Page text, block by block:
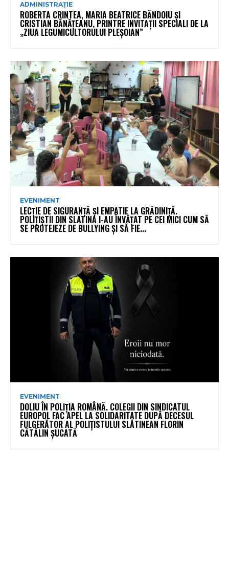
ADMINISTRAȚIE
ROBERTA CRINTEA, MARIA BEATRICE BĂNDOIU ȘI
CRISTIAN BĂNĂȚEANU, PRINTRE INVITAȚII SPECIALI DE LA
„ZIUA LEGUMICULTORULUI PLEȘOIAN”
EVENIMENT
LECȚIE DE SIGURANȚĂ ȘI EMPATIE LA GRĂDINIȚĂ.
POLIȚIȘTII DIN SLATINA I-AU ÎNVĂȚAT PE CEI MICI CUM SĂ
SE PROTEJEZE DE BULLYING ȘI SĂ FIE...
EVENIMENT
DOLIU ÎN POLIȚIA ROMÂNĂ. COLEGII DIN SINDICATUL
EUROPOL FAC APEL LA SOLIDARITATE DUPĂ DECESUL
FULGERĂTOR AL POLIȚISTULUI SLĂTINEAN FLORIN
CĂTĂLIN ȘUCATĂ